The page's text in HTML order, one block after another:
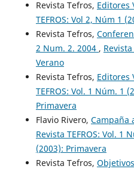
Revista Tefros, Editores
TEFROS: Vol 2, Núm 1
Revista Tefros,
2 Num. 2. 2004 ,
Verano
Revista Tefros, Editores
TEFROS: Vol. 1 Núm. 1
Primavera
Flavio Rivero, Campaña
Revista TEFROS: Vol. 1
(2003): Primavera
Revista Tefros,